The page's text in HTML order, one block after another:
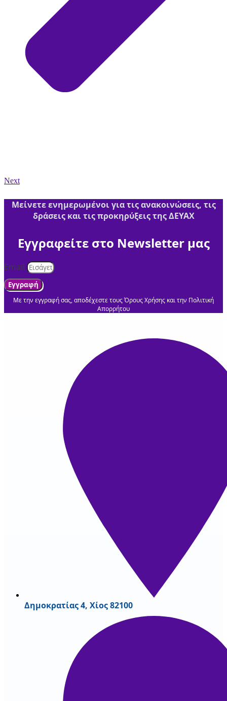
Next
Μείνετε ενημερωμένοι για τις ανακοινώσεις, τις
δράσεις και τις προκηρύξεις της ΔΕΥΑΧ
Εγγραφείτε στο Newsletter μας
Email
Εγγραφή
Με την εγγραφή σας, αποδέχεστε τους Όρους Χρήσης και την Πολιτική
Απορρήτου
Δημοκρατίας 4, Χίος 82100